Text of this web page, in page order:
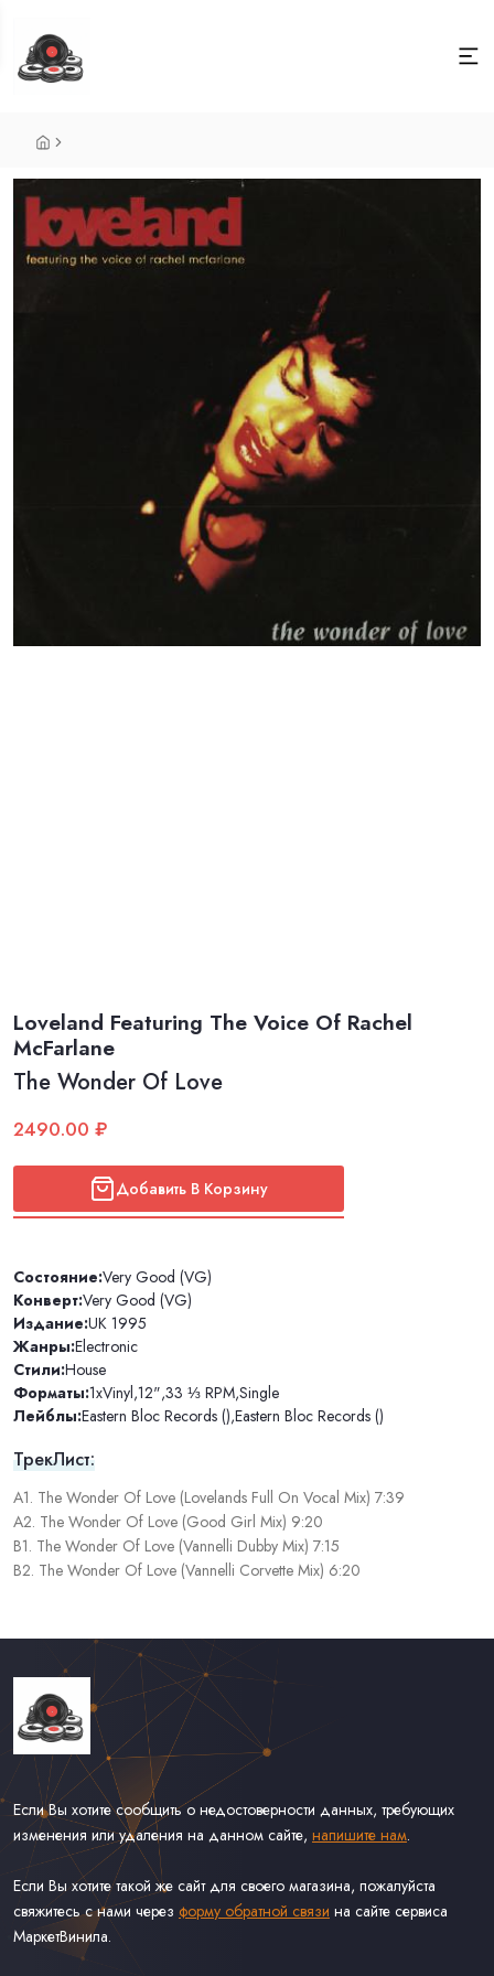
Loveland Featuring The Voice Of Rachel
McFarlane
The Wonder Of Love
2490.00 ₽
Добавить В Корзину
Состояние:Very Good (VG)
Конверт:Very Good (VG)
Издание:UK 1995
Жанры:Electronic
Стили:House
Форматы:1xVinyl,12",33 ⅓ RPM,Single
Лейблы:Eastern Bloc Records (),Eastern Bloc Records ()
ТрекЛист:
A1. The Wonder Of Love (Lovelands Full On Vocal Mix) 7:39
A2. The Wonder Of Love (Good Girl Mix) 9:20
B1. The Wonder Of Love (Vannelli Dubby Mix) 7:15
B2. The Wonder Of Love (Vannelli Corvette Mix) 6:20
Если Вы хотите сообщить о недостоверности данных, требующих
изменения или удаления на данном сайте, напишите нам.
Если Вы хотите такой же сайт для своего магазина, пожалуйста
свяжитесь с нами через форму обратной связи на сайте сервиса
МаркетВинила.